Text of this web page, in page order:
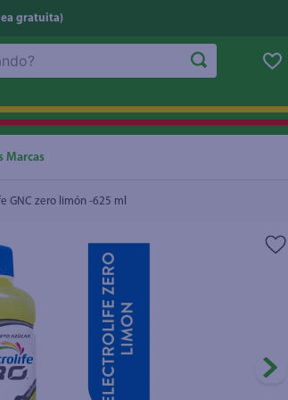
gratuita)
Marcas
GNC zero limón -625 ml